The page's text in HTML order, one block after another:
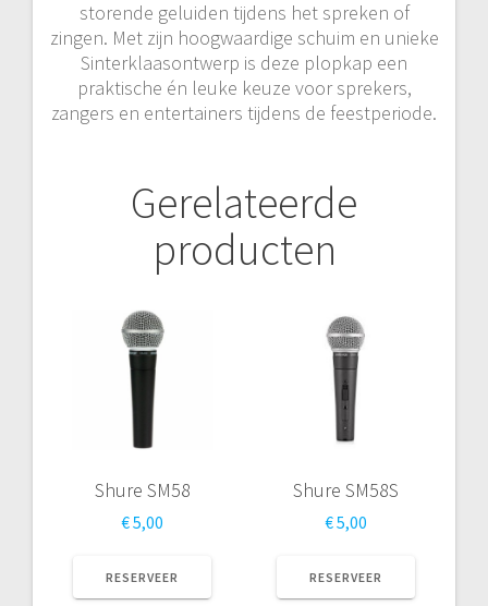
storende geluiden tijdens het spreken of
zingen. Met zijn hoogwaardige schuim en unieke
Sinterklaasontwerp is deze plopkap een
praktische én leuke keuze voor sprekers,
zangers en entertainers tijdens de feestperiode.
Gerelateerde
producten
Shure SM58
€5,00
RESERVEER
Shure SM58S
€5,00
RESERVEER